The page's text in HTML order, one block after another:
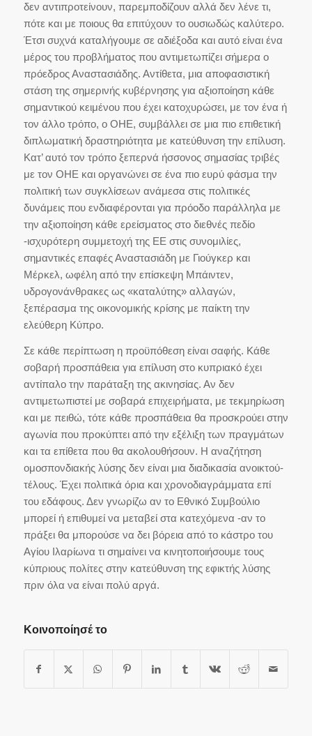
δεν αντιπροτείνουν, παρεμποδίζουν αλλά δεν λένε τι,
πότε και με ποιους θα επιτύχουν το ουσιωδώς καλύτερο.
Έτσι συχνά καταλήγουμε σε αδιέξοδα και αυτό είναι ένα
μέρος του προβλήματος που αντιμετωπίζει σήμερα ο
πρόεδρος Αναστασιάδης. Αντίθετα, μια αποφασιστική
στάση της σημερινής κυβέρνησης για αξιοποίηση κάθε
σημαντικού κειμένου που έχει κατοχυρώσει, με τον ένα ή
τον άλλο τρόπο, ο ΟΗΕ, συμβάλλει σε μια πιο επιθετική
διπλωματική δραστηριότητα με κατεύθυνση την επίλυση.
Κατ’ αυτό τον τρόπο ξεπερνά ήσσονος σημασίας τριβές
με τον ΟΗΕ και οργανώνει σε ένα πιο ευρύ φάσμα την
πολιτική των συγκλίσεων ανάμεσα στις πολιτικές
δυνάμεις που ενδιαφέρονται για πρόοδο παράλληλα με
την αξιοποίηση κάθε ερείσματος στο διεθνές πεδίο
-ισχυρότερη συμμετοχή της ΕΕ στις συνομιλίες,
σημαντικές επαφές Αναστασιάδη με Γιούγκερ και
Μέρκελ, ωφέλη από την επίσκεψη Μπάιντεν,
υδρογονάνθρακες ως «καταλύτης» αλλαγών,
ξεπέρασμα της οικονομικής κρίσης με παίκτη την
ελεύθερη Κύπρο.
Σε κάθε περίπτωση η προϋπόθεση είναι σαφής. Κάθε
σοβαρή προσπάθεια για επίλυση στο κυπριακό έχει
αντίπαλο την παράταξη της ακινησίας. Αν δεν
αντιμετωπιστεί με σοβαρά επιχειρήματα, με τεκμηρίωση
και με πειθώ, τότε κάθε προσπάθεια θα προσκρούει στην
αγωνία που προκύπτει από την εξέλιξη των πραγμάτων
και τα επίθετα που θα ακολουθήσουν. Η αναζήτηση
ομοσπονδιακής λύσης δεν είναι μια διαδικασία ανοικτού-
τέλους. Έχει πολιτικά όρια και χρονοδιαγράμματα επί
του εδάφους. Δεν γνωρίζω αν το Εθνικό Συμβούλιο
μπορεί ή επιθυμεί να μεταβεί στα κατεχόμενα -αν το
πράξει θα μπορούσε να δει βόρεια από το κάστρο του
Αγίου Ιλαρίωνα τι σημαίνει να κινητοποιήσουμε τους
κύπριους πολίτες στην κατεύθυνση της εφικτής λύσης
πριν όλα να είναι πολύ αργά.
Κοινοποίησέ το